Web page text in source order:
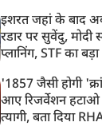
इशरत जहां के बाद
रडार पर सुवेंदु, मोदी
प्लानिंग, STF का
'1857 जैसी होगी
आए रिजर्वेशन
त्यागी, बता दिया